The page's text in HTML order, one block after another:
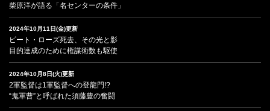
柴原洋が語る「名センターの条件」
2024年10月11日(金)更新
ピート・ローズ死去、その光と影
目的達成のために権謀術数も駆使
2024年10月8日(火)更新
2軍監督は1軍監督への登龍門!?
“鬼軍曹”と呼ばれた須藤豊の奮闘